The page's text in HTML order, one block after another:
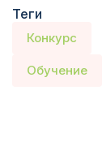
Теги
Конкурс
Обучение